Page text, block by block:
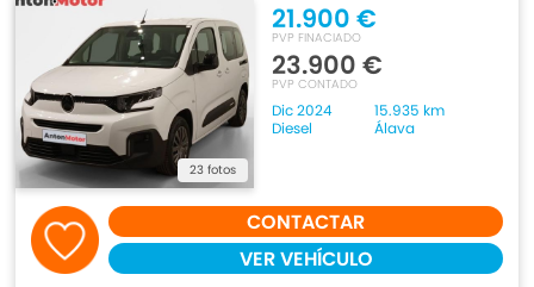
23 fotos
21.900 €
PVP FINACIADO
23.900 €
PVP CONTADO
Dic 2024
15.935 km
Diesel
Álava
CONTACTAR
VER VEHÍCULO